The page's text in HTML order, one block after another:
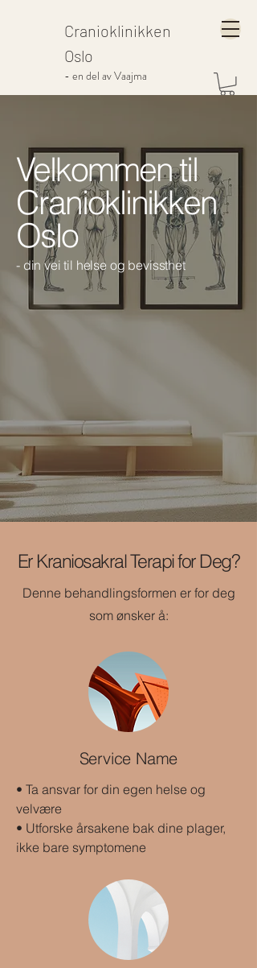
Cranioklinikken
Oslo
- en del av Vaajma
Velkommen til
Cranioklinikken
Oslo
- din vei til helse og bevissthet
Er Kraniosakral Terapi for Deg?
Denne behandlingsformen er for deg
som ønsker å:
Service Name
• Ta ansvar for din egen helse og
velvære
• Utforske årsakene bak dine plager,
ikke bare symptomene